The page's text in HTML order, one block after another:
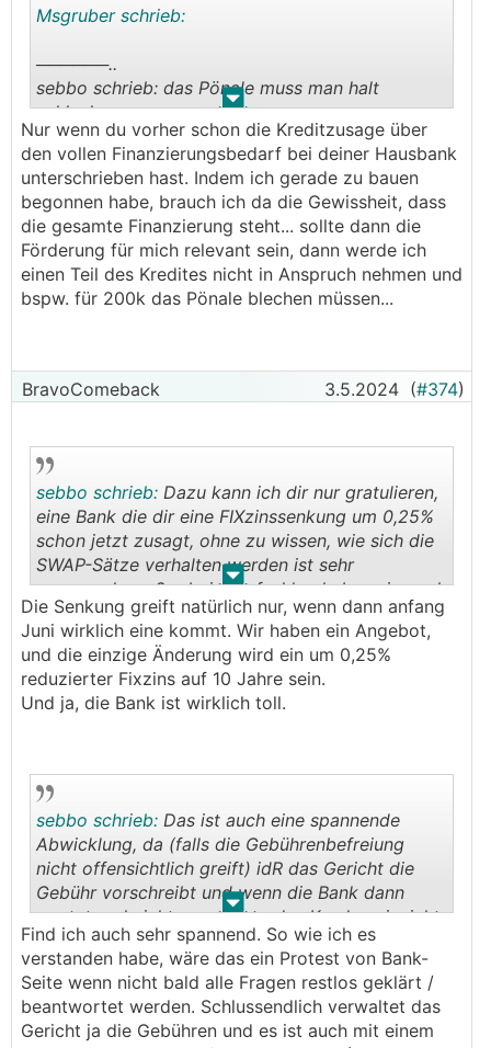
. .
Msgruber schrieb:
──────..
sebbo schrieb: das Pönale muss man halt
schlucken
───────────────
Was meinst du damit? Muss man eine Gebühr
entrichten wenn man im Nachhinein eine
Wohnbauförderung in Anspruch nimmt?
Nur wenn du vorher schon die Kreditzusage über
den vollen Finanzierungsbedarf bei deiner Hausbank
unterschrieben hast. Indem ich gerade zu bauen
begonnen habe, brauch ich da die Gewissheit, dass
die gesamte Finanzierung steht... sollte dann die
Förderung für mich relevant sein, dann werde ich
einen Teil des Kredites nicht in Anspruch nehmen und
bspw. für 200k das Pönale blechen müssen...
BravoComeback 3.5.2024 (#374)
. .
sebbo schrieb: Dazu kann ich dir nur gratulieren,
eine Bank die dir eine FIXzinssenkung um 0,25%
schon jetzt zusagt, ohne zu wissen, wie sich die
SWAP-Sätze verhalten werden ist sehr
spannend... außer beim Aufschlag haben sie noch
genug Spielraum 😬
Die Senkung greift natürlich nur, wenn dann anfang
Juni wirklich eine kommt. Wir haben ein Angebot,
und die einzige Änderung wird ein um 0,25%
reduzierter Fixzins auf 10 Jahre sein.
Und ja, die Bank ist wirklich toll.
. .
sebbo schrieb: Das ist auch eine spannende
Abwicklung, da (falls die Gebührenbefreiung
nicht offensichtlich greift) idR das Gericht die
Gebühr vorschreibt und wenn die Bank dann
wartet und nicht vom Konto des Kunden einzieht
das GB-Gericht unrund wird - oder habe ich dich
da missinterpretiert??
Find ich auch sehr spannend. So wie ich es
verstanden habe, wäre das ein Protest von Bank-
Seite wenn nicht bald alle Fragen restlos geklärt /
beantwortet werden. Schlussendlich verwaltet das
Gericht ja die Gebühren und es ist auch mit einem